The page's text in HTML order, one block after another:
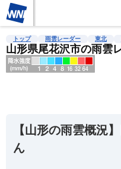
雨雲レーダー 台風情報
トップ 雨雲レーダー 東北
山形県尾花沢市の雨雲
【山形の雨雲概況
ん